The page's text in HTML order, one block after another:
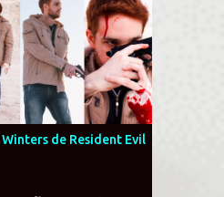
foi a loucura com o
querido. Na manhã
a Famitsu conversou
de Resident Evil
Koshi Nakanishi revelou
como: a história
de Leon e Grace, não
como em RE2; Leon
de Resident Evil